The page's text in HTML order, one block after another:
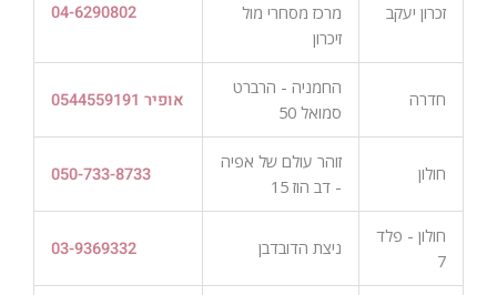
זכרון יעקב
מרכז מסחרי מול
זיכרון
04-6290802
חדרה
החמניה - הרברט
סמואל 50
אופיר 0544559191
חולון
זוהר עולם של אפיה
- דב הוז 15
050-733-8733
חולון - פלד
7
ניצת הדובדבן 03-9369332